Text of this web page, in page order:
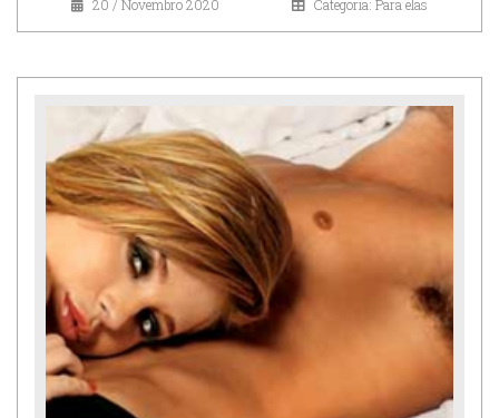
20 / Novembro 2020 Categoria: Para elas